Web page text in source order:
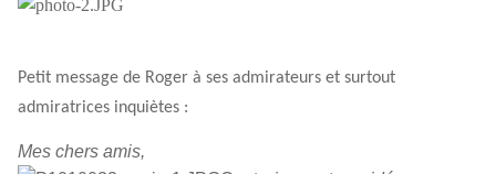
Petit message de Roger à ses admirateurs et surtout
admiratrices inquiètes :
Mes chers amis,